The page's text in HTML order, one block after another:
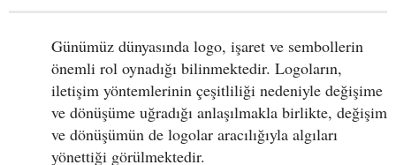
Günümüz dünyasında logo, işaret ve sembollerin
önemli rol oynadığı bilinmektedir. Logoların,
iletişim yöntemlerinin çeşitliliği nedeniyle değişime
ve dönüşüme uğradığı anlaşılmakla birlikte, değişim
ve dönüşümün de logolar aracılığıyla algıları
yönettiği görülmektedir.